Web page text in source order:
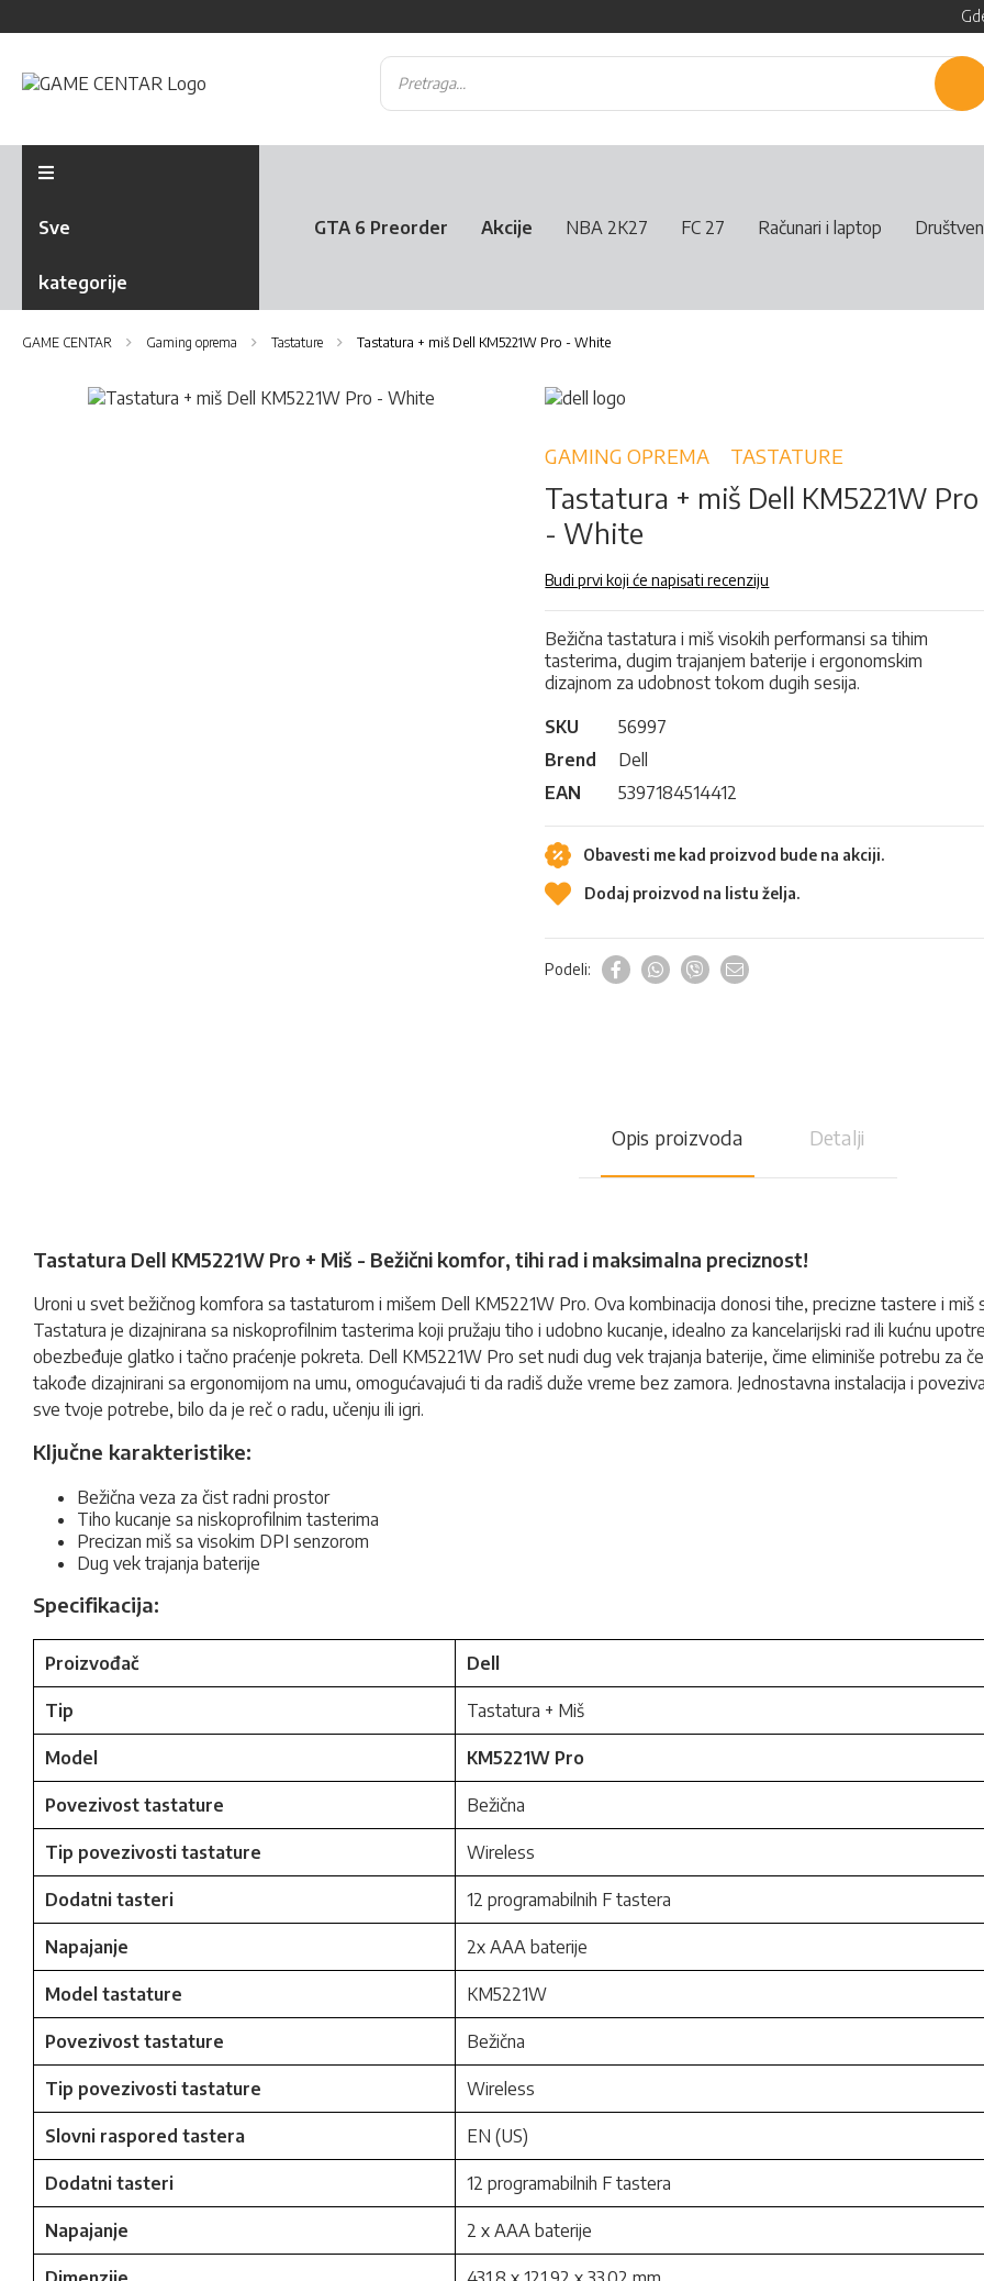
Sve
kategorije
GTA 6 Preorder Akcije NBA 2K27 FC 27 Računari i laptop
GAME CENTAR Gaming oprema Tastature Tastatura + miš Dell KM5221W Pro - White
Skip
GAMING OPREMA TASTATURE
Tastatura + miš Dell KM5221W Pro
- White
Budi prvi koji će napisati recenziju
Bežična tastatura i miš visokih performansi sa tihim
tasterima, dugim trajanjem baterije i ergonomskim
dizajnom za udobnost tokom dugih sesija.
SKU
56997
Brend
Dell
EAN
5397184514412
Obavesti me kad proizvod bude na akciji.
Dodaj proizvod na listu želja.
Podeli:
Opis proizvoda Detalji
Tastatura Dell KM5221W Pro + Miš - Bežični komfor, tihi rad i maksimalna preciznost!
Uroni u svet bežičnog komfora sa tastaturom i mišem Dell KM5221W Pro. Ova kombinacija donosi tihe, precizne tastere i
Tastatura je dizajnirana sa niskoprofilnim tasterima koji pružaju tiho i udobno kucanje, idealno za kancelarijski rad ili kućnu
obezbeđuje glatko i tačno praćenje pokreta. Dell KM5221W Pro set nudi dug vek trajanja baterije, čime eliminiše potrebu za
takođe dizajnirani sa ergonomijom na umu, omogućavajući ti da radiš duže vreme bez zamora. Jednostavna instalacija i
sve tvoje potrebe, bilo da je reč o radu, učenju ili igri.
Ključne karakteristike:
Bežična veza za čist radni prostor
Tiho kucanje sa niskoprofilnim tasterima
Precizan miš sa visokim DPI senzorom
Dug vek trajanja baterije
Specifikacija:
Proizvođač Dell
Tip Tastatura + Miš
Model KM5221W Pro
Povezivost tastature Bežična
Tip povezivosti tastature Wireless
Dodatni tasteri 12 programabilnih F tastera
Napajanje 2x AAA baterije
Model tastature KM5221W
Povezivost tastature Bežična
Tip povezivosti tastature Wireless
Slovni raspored tastera EN (US)
Dodatni tasteri 12 programabilnih F tastera
Napajanje 2 x AAA baterije